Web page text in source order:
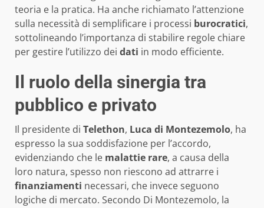
teoria e la pratica. Ha anche richiamato l’attenzione
sulla necessità di semplificare i processi burocratici,
sottolineando l’importanza di stabilire regole chiare
per gestire l’utilizzo dei dati in modo efficiente.
Il ruolo della sinergia tra
pubblico e privato
Il presidente di Telethon, Luca di Montezemolo, ha
espresso la sua soddisfazione per l’accordo,
evidenziando che le malattie rare, a causa della
loro natura, spesso non riescono ad attrarre i
finanziamenti necessari, che invece seguono
logiche di mercato. Secondo Di Montezemolo, la